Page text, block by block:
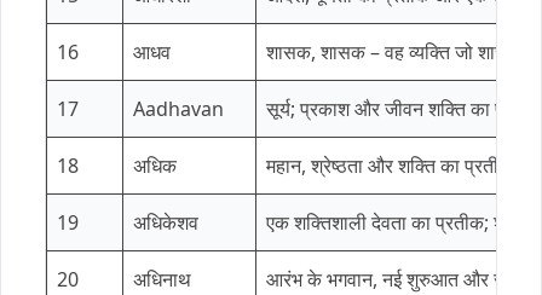
16 आधव शासक, शासक – वह व्यक्ति जो शासन
17 Aadhavan सूर्य; प्रकाश और जीवन शक्ति का
18 अधिक महान, श्रेष्ठता और शक्ति का प्रतीक।
19 अधिकेशव एक शक्तिशाली देवता का प्रतीक; शक्ति
20 अधिनाथ आरंभ के भगवान, नई शुरुआत और सृजन